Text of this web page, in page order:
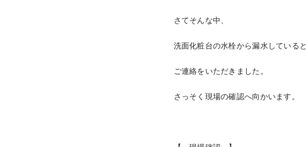
さてそんな中、
洗面化粧台の水栓から漏水していると
ご連絡をいただきました。
さっそく現場の確認へ向かいます。